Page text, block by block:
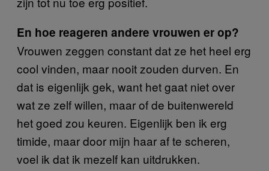
En hoe reageren andere vrouwen er op?
Vrouwen zeggen constant dat ze het heel erg
cool vinden, maar nooit zouden durven. En
dat is eigenlijk gek, want het gaat niet over
wat ze zelf willen, maar of de buitenwereld
het goed zou keuren. Eigenlijk ben ik erg
timide, maar door mijn haar af te scheren,
voel ik dat ik mezelf kan uitdrukken.